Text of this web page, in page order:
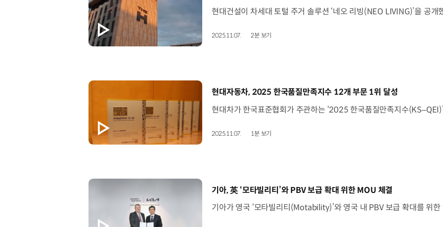
2025.11.07. 2분 보기
[동영상]
현대자동차, 2025 한국품질만족지수 12개 부문 1위 달성
2025.11.07. 1분 보기
[동영상]
기아, 英 ‘모타빌리티’와 PBV 보급 확대 위한 MOU 체결